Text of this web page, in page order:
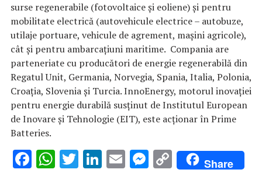
surse regenerabile (fotovoltaice și eoliene) și pentru
mobilitate electrică (autovehicule electrice – autobuze,
utilaje portuare, vehicule de agrement, mașini agricole),
cât și pentru ambarcațiuni maritime. Compania are
parteneriate cu producători de energie regenerabilă din
Regatul Unit, Germania, Norvegia, Spania, Italia, Polonia,
Croația, Slovenia și Turcia. InnoEnergy, motorul inovației
pentru energie durabilă susținut de Institutul European
de Inovare și Tehnologie (EIT), este acționar în Prime
Batteries.
F W T Li E M C Share